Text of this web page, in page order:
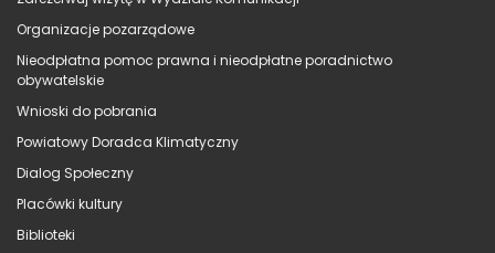
Organizacje pozarządowe
Nieodpłatna pomoc prawna i nieodpłatne poradnictwo
obywatelskie
Wnioski do pobrania
Powiatowy Doradca Klimatyczny
Dialog Społeczny
Placówki kultury
Biblioteki